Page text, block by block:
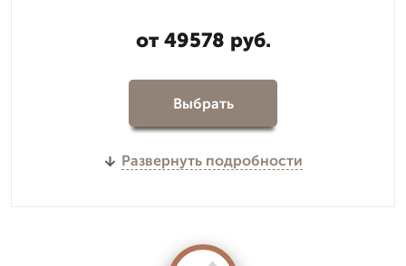
от 49578 руб.
Выбрать
Развернуть подробности